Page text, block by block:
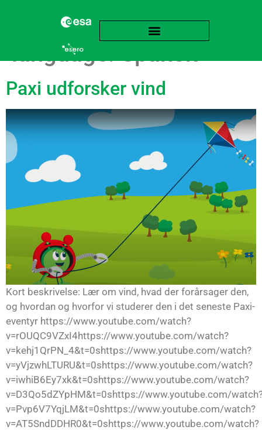
language:Spansk
Paxi udforsker vind
Kort beskrivelse: Lær om vind, hvad der forårsager den,
og hvordan og hvorfor vi studerer den i det seneste Paxi-
eventyr https://www.youtube.com/watch?
v=rOUQC9VZxI4https://www.youtube.com/watch?
v=kehj1QrPN_4&t=0shttps://www.youtube.com/watch?
v=yVjzwhLTURU&t=0shttps://www.youtube.com/watch?
v=iwhiB6Ey7xk&t=0shttps://www.youtube.com/watch?
v=D3Qo5dZYpHM&t=0shttps://www.youtube.com/
v=Pvp6V7YqjLM&t=0shttps://www.youtube.com/watch?
v=AT5SndDDHR0&t=0shttps://www.youtube.com/watch?